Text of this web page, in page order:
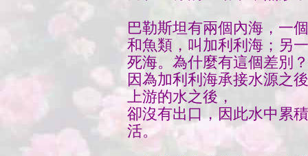
巴勒斯坦有兩個內海，一
和魚類，叫加利利海；另
死海。為什麼有這個差別？
因為加利利海承接水源之
上游的水之後，
卻沒有出口，因此水中累
活。